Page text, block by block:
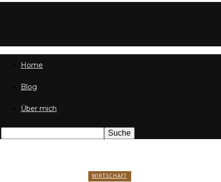
Friedrich
Weik
Home
Blog
Über mich
WIRTSCHAFT